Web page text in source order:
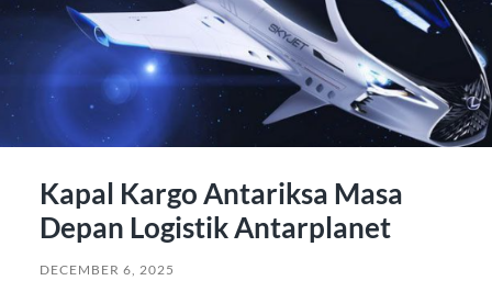
Kapal Kargo Antariksa Masa
Depan Logistik Antarplanet
DECEMBER 6, 2025